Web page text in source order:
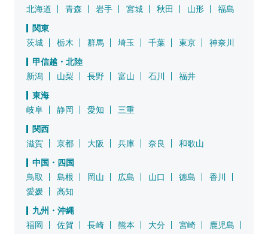
北海道
青森 岩手 宮城 秋田 山形
福島
関東
茨城
栃木 群馬 埼玉 千葉 東京
神奈川
甲信越・北陸
新潟
山梨 長野 富山 石川
福井
東海
岐阜
静岡 愛知
三重
関西
滋賀
京都 大阪 兵庫 奈良
和歌山
中国・四国
鳥取
島根 岡山 広島 山口 徳島
香川
愛媛
高知
九州・沖縄
福岡
佐賀 長崎 熊本 大分 宮崎 鹿児島